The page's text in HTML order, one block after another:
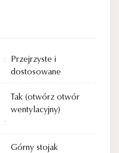
Przejrzyste i
dostosowane
Tak (otwórz otwór
wentylacyjny)
Górny stojak